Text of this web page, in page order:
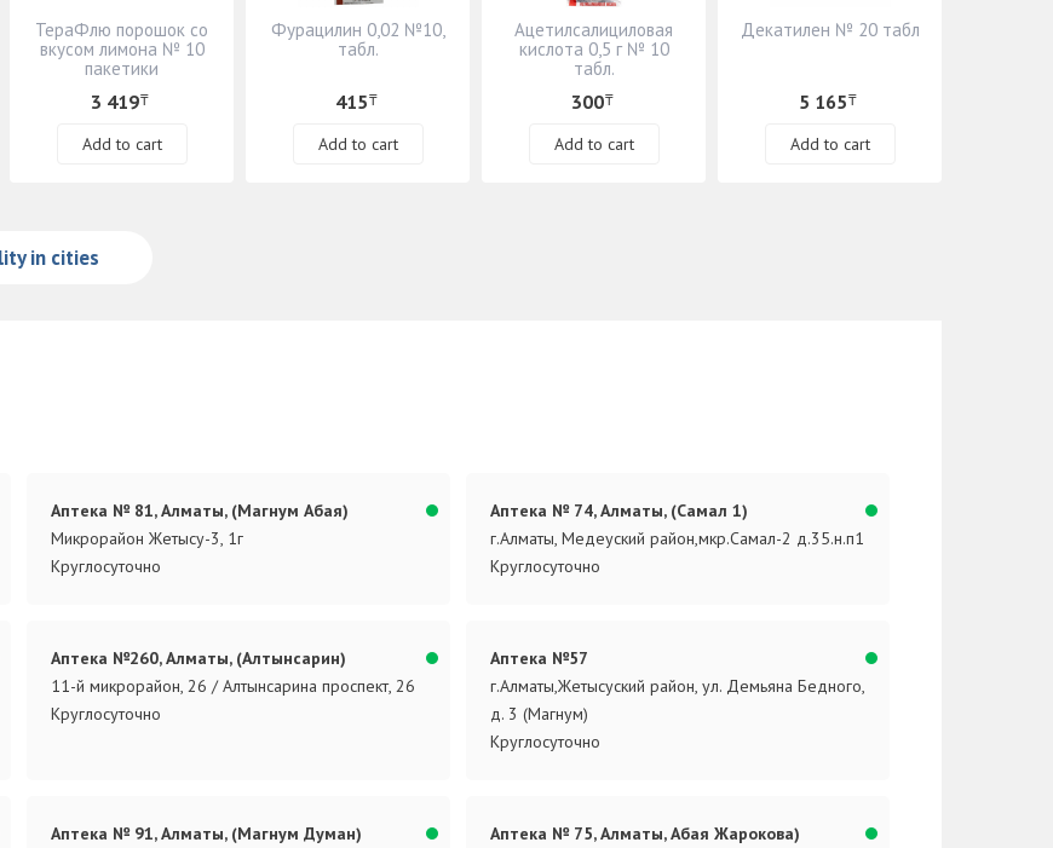
ТераФлю порошок со
вкусом лимона № 10
пакетики
3 419₸
Add to cart
Фурацилин 0,02 №10,
табл.
415₸
Add to cart
Ацетилсалициловая
кислота 0,5 г № 10
табл.
300₸
Add to cart
Декатилен № 20 табл
5 165₸
Add to cart
in cities
Аптека № 81, Алматы, (Магнум Абая)
Микрорайон Жетысу-3, 1г
Круглосуточно
Аптека № 74, Алматы, (Самал 1)
г.Алматы, Медеуский район,мкр.Самал-2 д.35.н.п1
Круглосуточно
Аптека №260, Алматы, (Алтынсарин)
11-й микрорайон, 26 / Алтынсарина проспект, 26
Круглосуточно
Аптека №57
г.Алматы,Жетысуский район, ул. Демьяна Бедного,
д. 3 (Магнум)
Круглосуточно
Аптека № 91, Алматы, (Магнум Думан)
Аптека № 75, Алматы, Абая Жарокова)